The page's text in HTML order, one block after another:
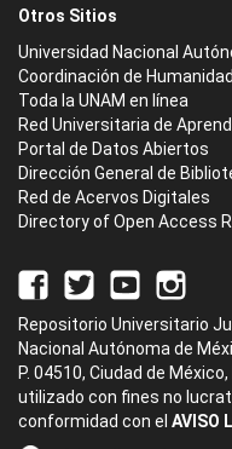
Otros Sitios
Universidad Nacional
Coordinación de
Toda la UNAM en línea
Red Universitaria de
Portal de Datos Abiertos
Dirección General de
Red de Acervos Digitales
Directory of Open Access
Repositorio Universitario
Nacional Autónoma de
P. 04510, Ciudad de
utilizado con fines no
conformidad con el AVISO